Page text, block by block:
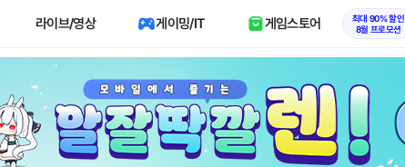
라이브/영상 게이밍/IT 게임스토어
최대 90% 할인
8월 프로모션